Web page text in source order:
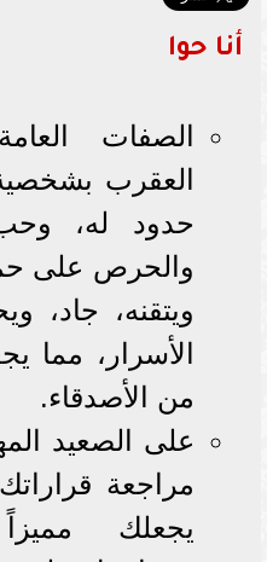
أنا حوا
الصفات
العقرب
حدود له،
والحرص على
ويتقنه،
الأسرار، مما
من الأصدقاء.
على الصعيد
مراجعة
يجعلك